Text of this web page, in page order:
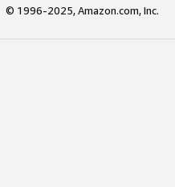
© 1996-2025, Amazon.com, Inc.